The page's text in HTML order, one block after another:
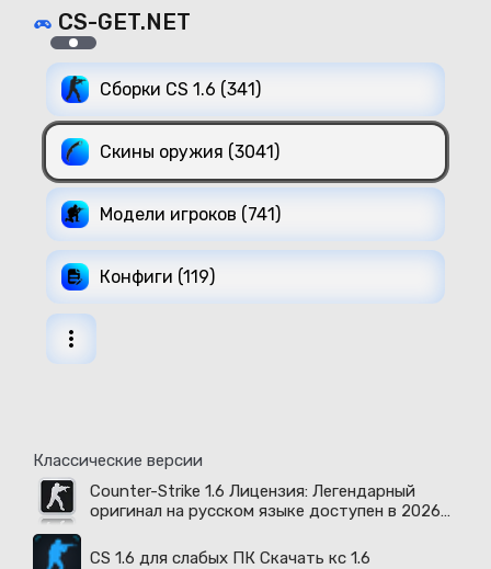
CS-GET.NET
Сборки CS 1.6 (341)
Скины оружия (3041)
Модели игроков (741)
Конфиги (119)
Классические версии
Counter-Strike 1.6 Лицензия: Легендарный
оригинал на русском языке доступен в 2026
CS 1.6 для слабых ПК Скачать кс 1.6